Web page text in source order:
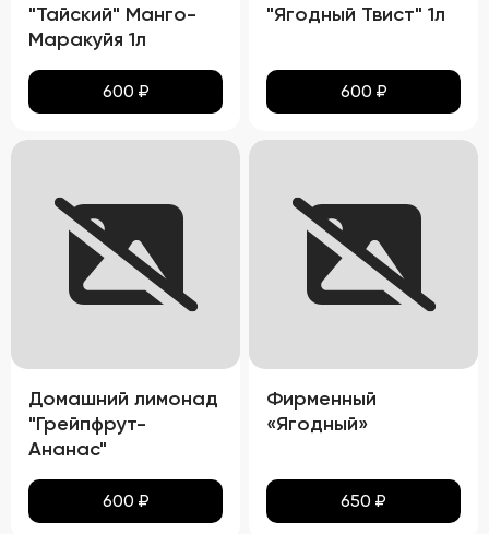
"Тайский" Манго-
Маракуйя 1л
600 ₽
"Ягодный Твист" 1л
600 ₽
Домашний лимонад
"Грейпфрут-
Ананас"
600 ₽
Фирменный
«Ягодный»
650 ₽